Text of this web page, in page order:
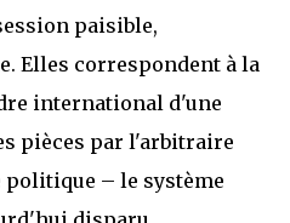
paisible,
Elles correspondent à la
international d'une
pièces par l'arbitraire
politique – le système